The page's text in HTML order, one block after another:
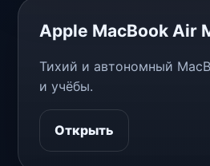
Apple MacBook Air
Тихий и автономный
и учёбы.
Открыть